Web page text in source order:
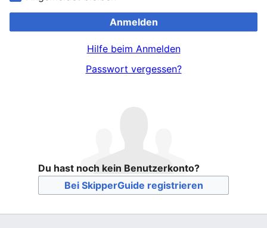
Anmelden
Hilfe beim Anmelden
Passwort vergessen?
Du hast noch kein Benutzerkonto?
Bei SkipperGuide registrieren